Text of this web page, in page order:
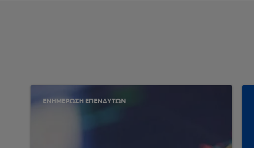
ΕΝΗΜΕΡΩΣΗ ΕΠΕΝΔΥΤΩΝ